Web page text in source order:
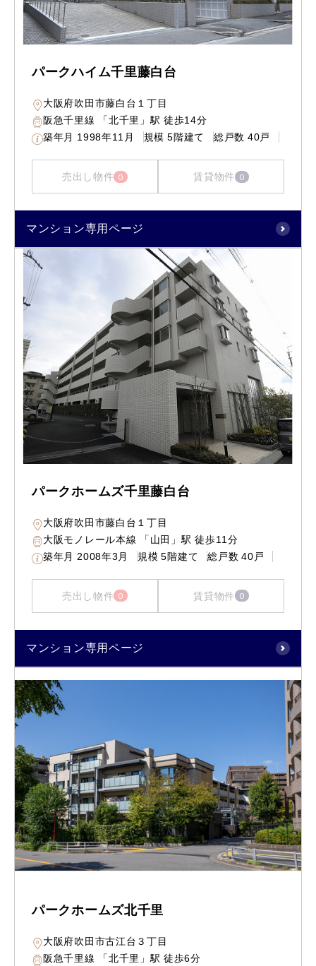
パークハイム千里藤白台
大阪府吹田市藤白台１丁目
阪急千里線 「北千里」駅 徒歩14分
築年月 1998年11月 規模 5階建て 総戸数 40戸
売出し物件 0 賃貸物件 0
マンション専用ページ
パークホームズ千里藤白台
大阪府吹田市藤白台１丁目
大阪モノレール本線 「山田」駅 徒歩11分
築年月 2008年3月 規模 5階建て 総戸数 40戸
売出し物件 0 賃貸物件 0
マンション専用ページ
パークホームズ北千里
大阪府吹田市古江台３丁目
阪急千里線 「北千里」駅 徒歩6分